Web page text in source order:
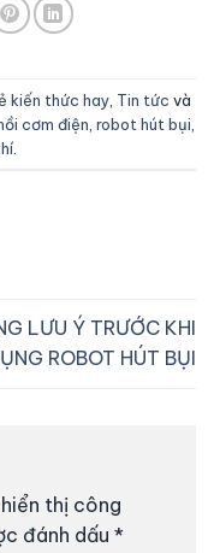
kiến thức hay Tin tức và
cơm điện robot hút bụi
.
LƯU Ý TRƯỚC KHI
ROBOT HÚT BỤI
thị công
đánh dấu *